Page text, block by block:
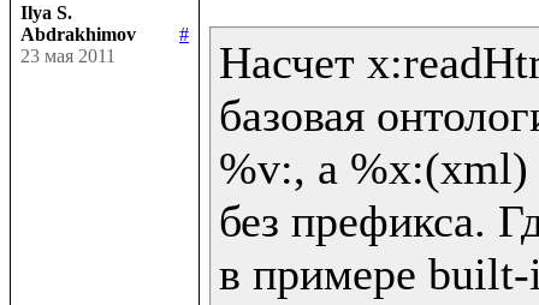
Ilya S.
Abdrakhimov
#
23 мая 2011
Насчет
базовая
%v:, а %x:(xml)
без префикса.
в примере built-